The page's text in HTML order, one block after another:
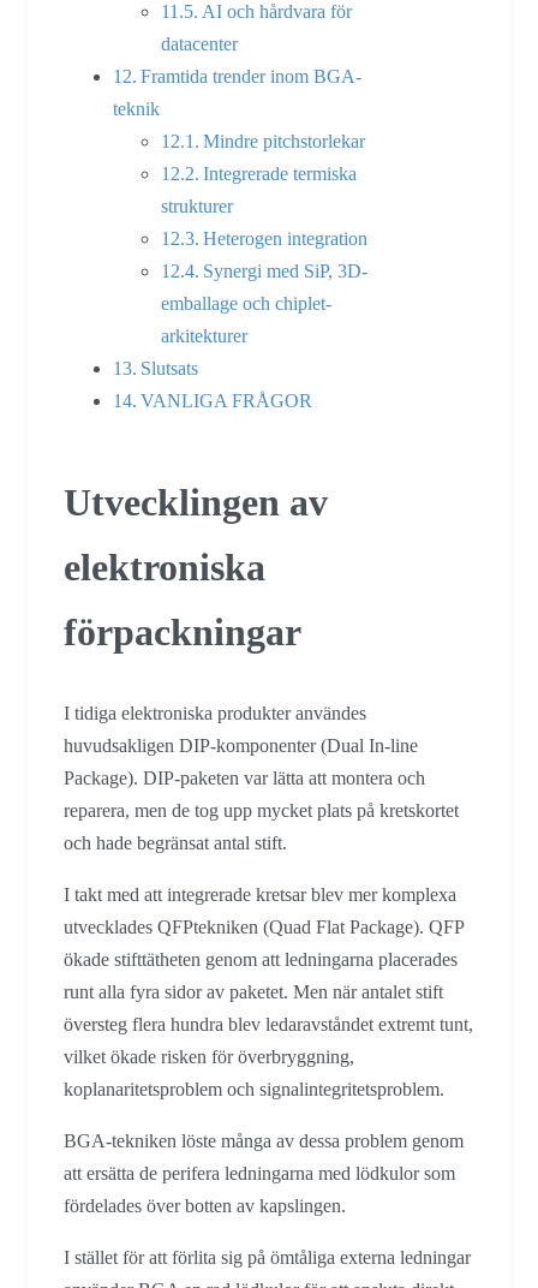
AI och hårdvara för
datacenter
Framtida trender inom BGA-
teknik
Mindre pitchstorlekar
Integrerade termiska
strukturer
Heterogen integration
Synergi med SiP, 3D-
emballage och chiplet-
arkitekturer
Slutsats
VANLIGA FRÅGOR
Utvecklingen av
elektroniska
förpackningar
I tidiga elektroniska produkter användes
huvudsakligen DIP-komponenter (Dual In-line
Package). DIP-paketen var lätta att montera och
reparera, men de tog upp mycket plats på kretskortet
och hade begränsat antal stift.
I takt med att integrerade kretsar blev mer komplexa
utvecklades QFPtekniken (Quad Flat Package). QFP
ökade stifttätheten genom att ledningarna placerades
runt alla fyra sidor av paketet. Men när antalet stift
översteg flera hundra blev ledaravståndet extremt tunt,
vilket ökade risken för överbryggning,
koplanaritetsproblem och signalintegritetsproblem.
BGA-tekniken löste många av dessa problem genom
att ersätta de perifera ledningarna med lödkulor som
fördelades över botten av kapslingen.
I stället för att förlita sig på ömtåliga externa ledningar